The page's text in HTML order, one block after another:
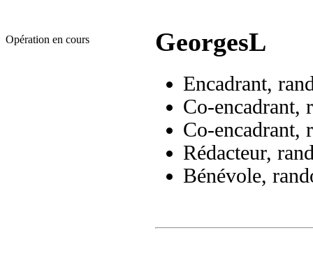
GeorgesL
Encadrant,
Co-encadrant,
Co-encadrant,
Rédacteur,
Bénévole,
Opération en cours